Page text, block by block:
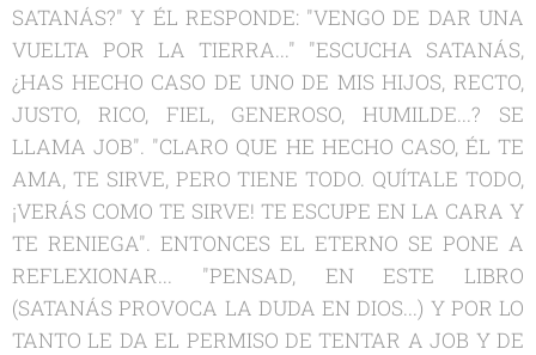
SATANÁS?" Y ÉL RESPONDE: "VENGO DE DAR UNA
VUELTA POR LA TIERRA..." "ESCUCHA SATANÁS,
¿HAS HECHO CASO DE UNO DE MIS HIJOS, RECTO,
JUSTO, RICO, FIEL, GENEROSO, HUMILDE...? SE
LLAMA JOB". "CLARO QUE HE HECHO CASO, ÉL TE
AMA, TE SIRVE, PERO TIENE TODO. QUÍTALE TODO,
¡VERÁS COMO TE SIRVE! TE ESCUPE EN LA CARA Y
TE RENIEGA". ENTONCES EL ETERNO SE PONE A
REFLEXIONAR... "PENSAD, EN ESTE LIBRO
(SATANÁS PROVOCA LA DUDA EN DIOS...) Y POR LO
TANTO LE DA EL PERMISO DE TENTAR A JOB Y DE